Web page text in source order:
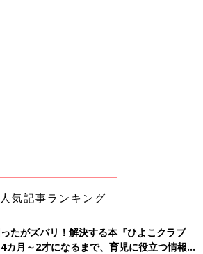
気記事ランキング
たがズバリ！解決する本『ひよこクラブ
月～2才になるまで、育児に役立つ情報が